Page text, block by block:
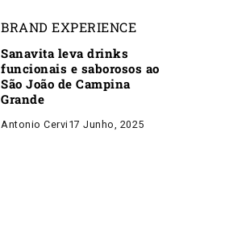
BRAND EXPERIENCE
Sanavita leva drinks
funcionais e saborosos ao
São João de Campina
Grande
Antonio Cervi 17 Junho, 2025